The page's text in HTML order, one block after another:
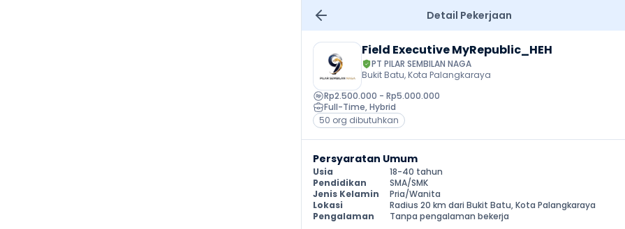
Detail Pekerjaan
Field Executive MyRepublic_HEH
PT PILAR SEMBILAN NAGA
Bukit Batu, Kota Palangkaraya
Rp2.500.000 - Rp5.000.000
Full-Time, Hybrid
50 org dibutuhkan
Persyaratan Umum
Usia
18-40 tahun
Pendidikan
SMA/SMK
Jenis Kelamin
Pria/Wanita
Lokasi
Radius 20 km dari Bukit Batu, Kota Palangkaraya
Pengalaman
Tanpa pengalaman bekerja